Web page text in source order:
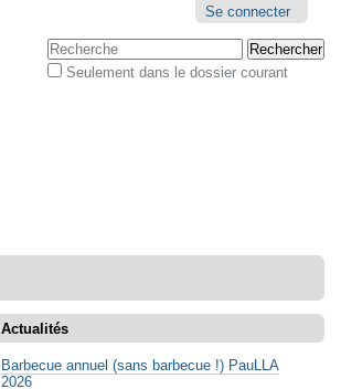
personnels
Se connecter
Chercher par
Seulement dans le dossier courant
Actualités
Barbecue annuel (sans barbecue !) PauLLA
2026